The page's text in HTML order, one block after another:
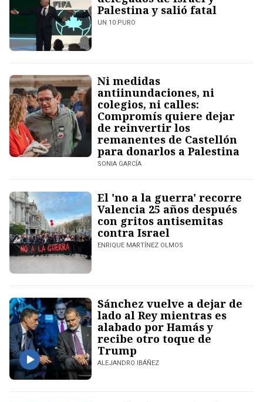
Palestina y salió fatal
UN 10 PURO
Ni medidas
antiinundaciones, ni
colegios, ni calles:
Compromís quiere dejar
de reinvertir los
remanentes de Castellón
para donarlos a Palestina
SONIA GARCÍA
El 'no a la guerra' recorre
Valencia 25 años después
con gritos antisemitas
contra Israel
ENRIQUE MARTÍNEZ OLMOS
Sánchez vuelve a dejar de
lado al Rey mientras es
alabado por Hamás y
recibe otro toque de
Trump
ALEJANDRO IBÁÑEZ